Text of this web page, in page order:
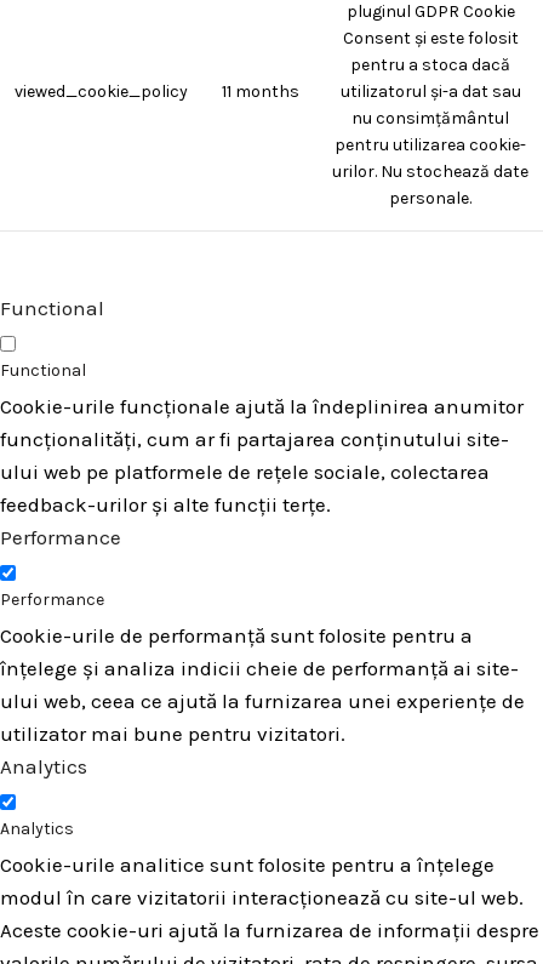
viewed_cookie_policy 11 months
pluginul GDPR Cookie
Consent și este folosit
pentru a stoca dacă
utilizatorul și-a dat sau
nu consimțământul
pentru utilizarea cookie-
urilor. Nu stochează date
personale.
Functional
Functional
Cookie-urile funcționale ajută la îndeplinirea anumitor
funcționalități, cum ar fi partajarea conținutului site-
ului web pe platformele de rețele sociale, colectarea
feedback-urilor și alte funcții terțe.
Performance
Performance
Cookie-urile de performanță sunt folosite pentru a
înțelege și analiza indicii cheie de performanță ai site-
ului web, ceea ce ajută la furnizarea unei experiențe de
utilizator mai bune pentru vizitatori.
Analytics
Analytics
Cookie-urile analitice sunt folosite pentru a înțelege
modul în care vizitatorii interacționează cu site-ul web.
Aceste cookie-uri ajută la furnizarea de informații despre